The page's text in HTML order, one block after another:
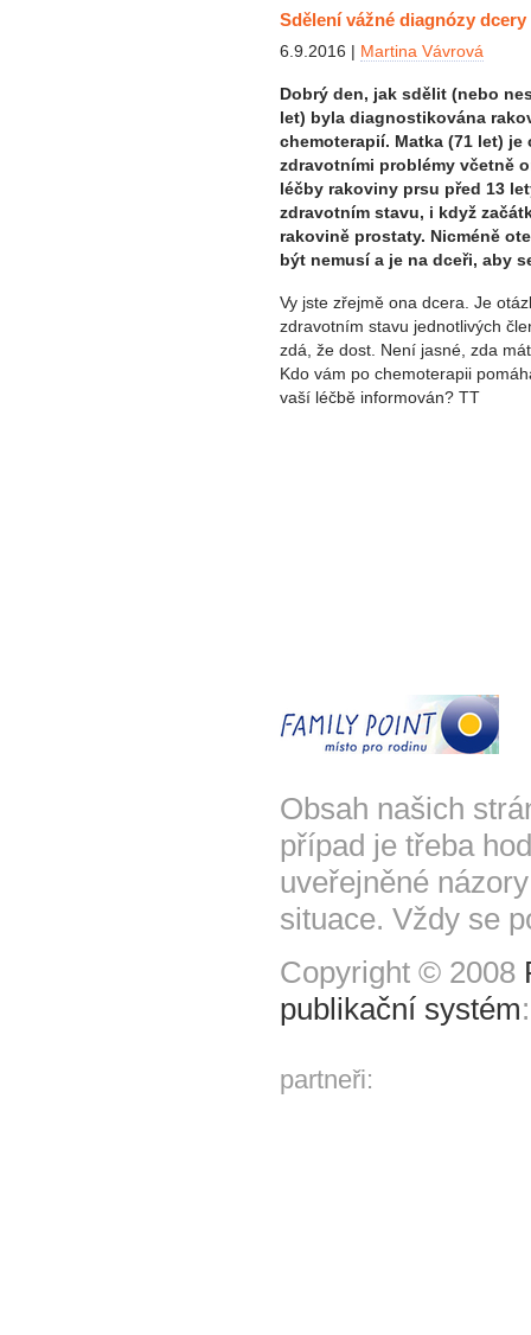
Sdělení vážné diagnózy dcery
6.9.2016 | Martina Vávrová
Dobrý den, jak sdělit (nebo
let) byla diagnostikována
chemoterapií. Matka (71 let)
zdravotními problémy včetně
léčby rakoviny prsu před 13
zdravotním stavu, i když
rakovině prostaty. Nicméně
být nemusí a je na dceři, aby
Vy jste zřejmě ona dcera. Je
zdravotním stavu jednotlivých
zdá, že dost. Není jasné, zda
Kdo vám po chemoterapii
vaší léčbě informován? TT
Obsah našich
případ je třeba
uveřejněné
situace. Vždy se
Copyright © 2008
publikační systém
partneři: